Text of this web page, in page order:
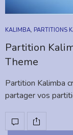
KALIMBA, PARTITIONS
Partition
Theme
Partition Kalimba
partager vos